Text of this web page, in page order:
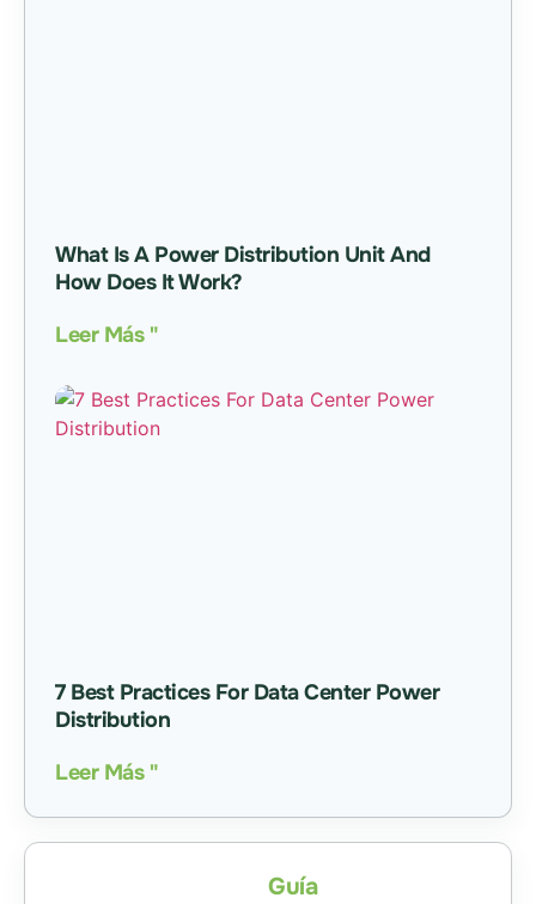
What Is A Power Distribution Unit And
How Does It Work?
Leer Más "
7 Best Practices For Data Center Power
Distribution
Leer Más "
Guía